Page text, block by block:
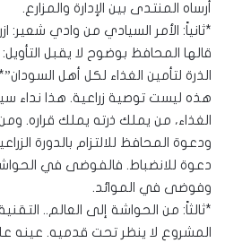
أرساه المنتدى بين الإدارة والمزارع.
*ثانياً: الأمر السيادي من وادي شعير:
قالها المحافظ بوضوح لا يقبل
الذرة لتأمين الغذاء لكل أهل
هذه ليست توصية زراعية. هذا نداء
الغذاء، من يملك ذرته يملك قراره.
ودعوة المحافظ للالتزام بالدورة
دعوة للانضباط. فالفوضى في
وفوضى في الموائد.
*ثالثاً: من الحواشة إلى العالم..
المشروع لا ينظر تحت قدميه. عينه